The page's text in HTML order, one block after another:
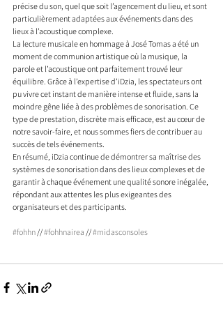
précise du son, quel que soit l’agencement du lieu, et sont
particulièrement adaptées aux événements dans des
lieux à l’acoustique complexe.
La lecture musicale en hommage à José Tomas a été un
moment de communion artistique où la musique, la
parole et l’acoustique ont parfaitement trouvé leur
équilibre. Grâce à l’expertise d’iDzia, les spectateurs ont
pu vivre cet instant de manière intense et fluide, sans la
moindre gêne liée à des problèmes de sonorisation. Ce
type de prestation, discrète mais efficace, est au cœur de
notre savoir-faire, et nous sommes fiers de contribuer au
succès de tels événements.
En résumé, iDzia continue de démontrer sa maîtrise des
systèmes de sonorisation dans des lieux complexes et de
garantir à chaque événement une qualité sonore inégalée,
répondant aux attentes les plus exigeantes des
organisateurs et des participants.
#fohhn // #fohhnairea // #midasconsoles